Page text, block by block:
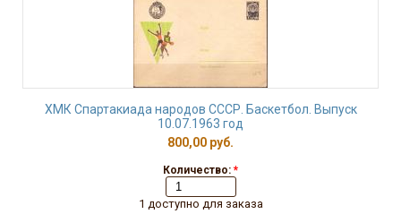
ХМК Спартакиада народов СССР. Баскетбол. Выпуск
10.07.1963 год
800,00 руб.
Количество: *
1 доступно для заказа